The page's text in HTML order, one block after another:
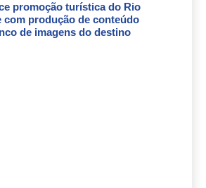
promoção turística do Rio
com produção de conteúdo
de imagens do destino